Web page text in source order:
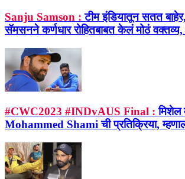
Sanju Samson : टीम इंडियातून सतत
सॅमसनने कर्णधार रोहितबाबत केलं मोठं वक्तव्य,
#CWC2023 #INDvAUS Final : मिशेल
Mohammed Shami ची प्रतिक्रिया,